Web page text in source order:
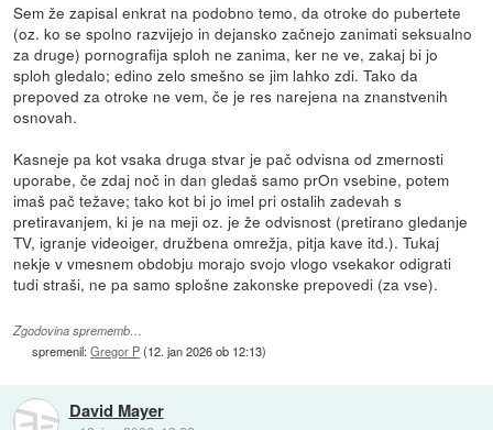
Sem že zapisal enkrat na podobno temo, da otroke do pubertete
(oz. ko se spolno razvijejo in dejansko začnejo zanimati seksualno
za druge) pornografija sploh ne zanima, ker ne ve, zakaj bi jo
sploh gledalo; edino zelo smešno se jim lahko zdi. Tako da
prepoved za otroke ne vem, če je res narejena na znanstvenih
osnovah.
Kasneje pa kot vsaka druga stvar je pač odvisna od zmernosti
uporabe, če zdaj noč in dan gledaš samo prOn vsebine, potem
imaš pač težave; tako kot bi jo imel pri ostalih zadevah s
pretiravanjem, ki je na meji oz. je že odvisnost (pretirano gledanje
TV, igranje videoiger, družbena omrežja, pitja kave itd.). Tukaj
nekje v vmesnem obdobju morajo svojo vlogo vsekakor odigrati
tudi straši, ne pa samo splošne zakonske prepovedi (za vse).
Zgodovina sprememb…
spremenil:Gregor P(12. jan 2026 ob 12:13)
David Mayer